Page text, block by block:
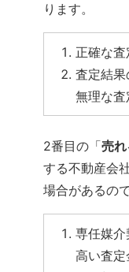
ります。
正確な
査定結
無理な査
2番目の「売
する不動産会
場合があるので
専任媒
高い査定